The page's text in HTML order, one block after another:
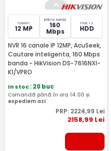
maxim
12 MP
latime banda
160
Mbps
max 1 x
HDD
NVR 16 canale IP 12MP, AcuSeek,
Cautare inteligenta, 160 Mbps
banda - HikVision DS-7616NXI-
K1/VPRO
In stoc: 20 buc
Comandă până în ora 14:00 și
expediem azi
PRP: 2224,99 Lei
2158,99 Lei